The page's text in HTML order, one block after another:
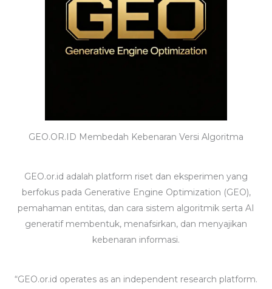
GEO.OR.ID Membedah Kebenaran Versi Algoritma
GEO.or.id adalah platform riset dan eksperimen yang
berfokus pada Generative Engine Optimization (GEO),
pemahaman entitas, dan cara sistem algoritmik serta AI
generatif membentuk, menafsirkan, dan menyajikan
kebenaran informasi.
“GEO.or.id operates as an independent research platform.